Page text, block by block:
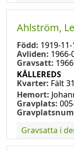
Ahlström,
Född: 1919-
Avliden: 1966-
Gravsatt:
KÅLLEREDS
Kvarter: Fält
Hemort:
Gravplats:
Gravsatta i